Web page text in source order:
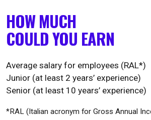
HOW MUCH
COULD YOU EARN
Average salary for employees (RAL*)
Junior (at least 2 years’ experience)
Senior (at least 10 years’ experience)
*RAL (Italian acronym for Gross Annual